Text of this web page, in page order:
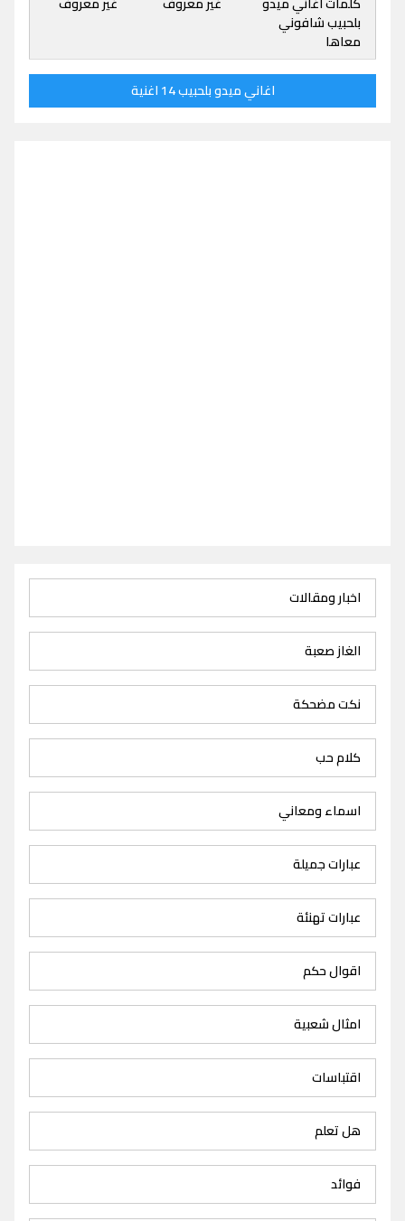
بلحبيب شافوني
معاها
اغاني ميدو بلحبيب 14 اغنية
اخبار ومقالات
الغاز صعبة
نكت مضحكة
كلام حب
اسماء ومعاني
عبارات جميلة
عبارات تهنئة
اقوال حكم
امثال شعبية
اقتباسات
هل تعلم
فوائد